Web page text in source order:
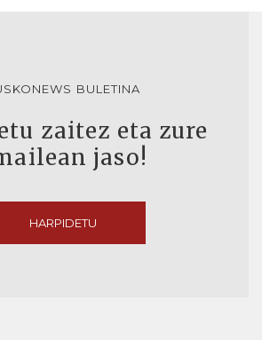
BULETINA
zaitez eta zure
jaso!
HARPIDETU